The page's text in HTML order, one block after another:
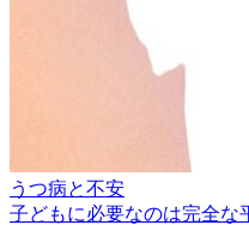
うつ病と不安
子どもに必要なのは完全